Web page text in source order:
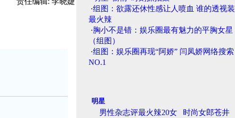
·组图：欲露还休性感让人喷血 谁的透视装
最火辣
·胸小不是错：娱乐圈最有魅力的平胸女星
（组图）
·组图：娱乐圈再现“阿娇” 闫凤娇网络搜索
NO.1
明星
男性杂志评最火辣20女
时尚女郎苍井